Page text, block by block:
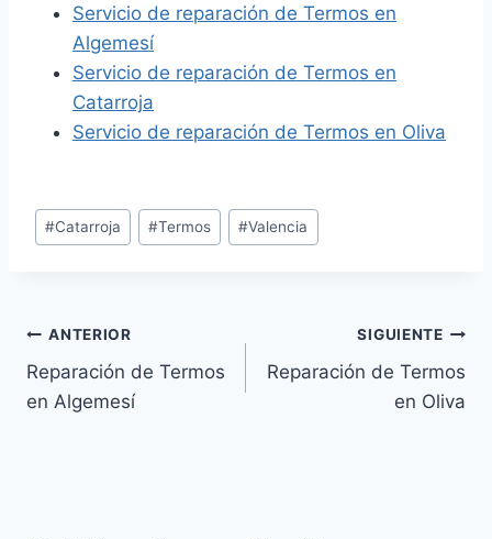
Servicio de reparación de Termos en
Algemesí
Servicio de reparación de Termos en
Catarroja
Servicio de reparación de Termos en Oliva
Etiquetas
de
#Catarroja #Termos #Valencia
Navegación
de
ANTERIOR
Reparación de Termos
en Algemesí
SIGUIENTE
Reparación de Termos
en Oliva